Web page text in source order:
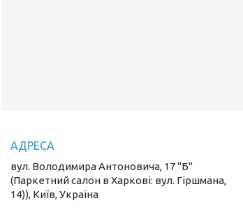
вул. Володимира Антоновича, 17 "Б"
(Паркетний салон в Харкові: вул. Гіршмана,
14)), Київ, Україна